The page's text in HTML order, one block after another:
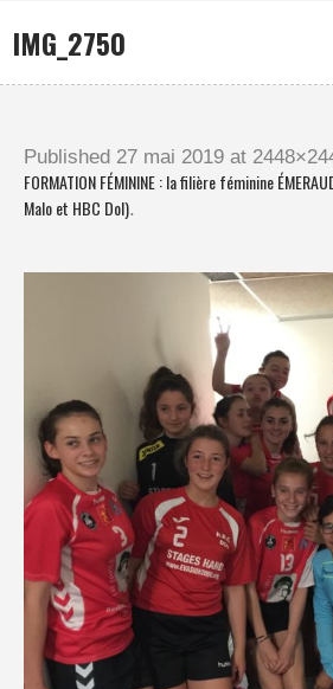
IMG_2750
Published 27 mai 2019 at
FORMATION FÉMININE : la filière féminine
Malo et HBC Dol).